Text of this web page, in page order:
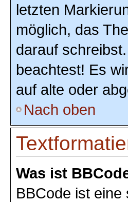
letzten
möglich, das
darauf
beachtest! Es
auf alte oder
Nach oben
Was ist
BBCode ist